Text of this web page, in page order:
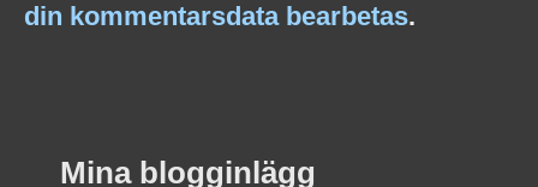
din kommentarsdata bearbetas.
Mina blogginlägg